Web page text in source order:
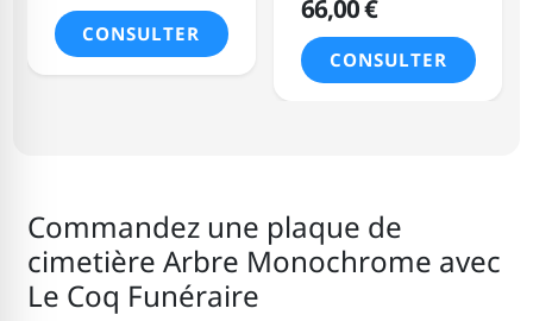
CONSULTER
66,00 €
CONSULTER
Commandez une plaque de
cimetière Arbre Monochrome avec
Le Coq Funéraire